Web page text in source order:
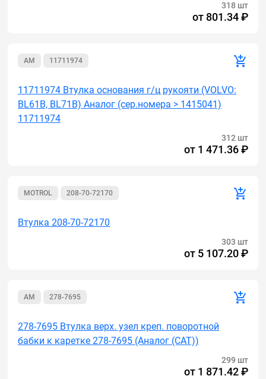
318 шт
от 801.34 ₽
AM 11711974
11711974 Втулка основания г/ц рукояти (VOLVO:
BL61B, BL71B) Аналог (сер.номера > 1415041)
11711974
312 шт
от 1 471.36 ₽
MOTROL 208-70-72170
Втулка 208-70-72170
303 шт
от 5 107.20 ₽
AM 278-7695
278-7695 Втулка верх. узел креп. поворотной
бабки к каретке 278-7695 (Аналог (САТ))
299 шт
от 1 871.42 ₽